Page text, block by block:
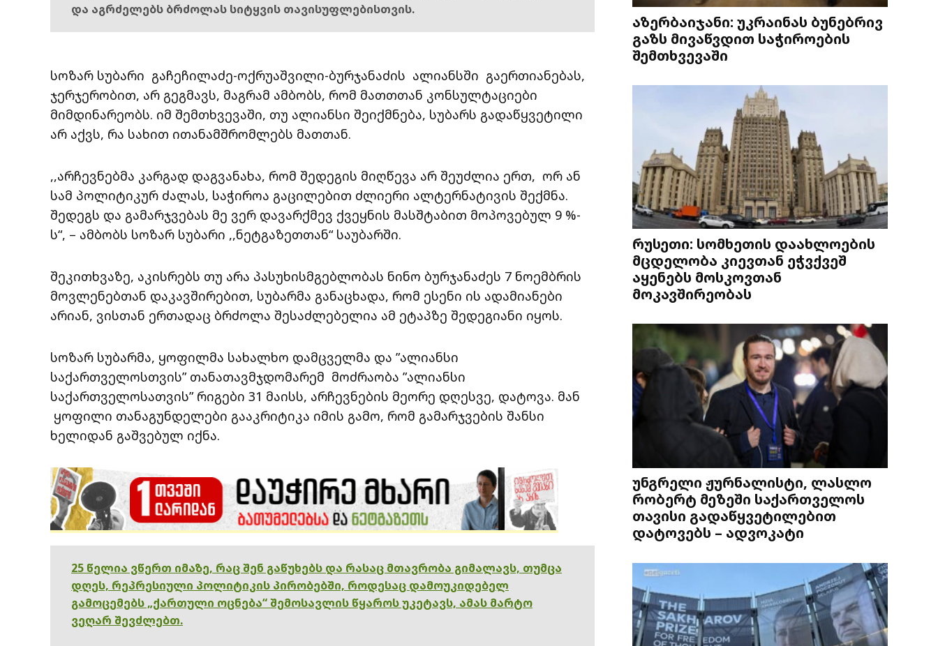
და აგრძელებს ბრძოლას სიტყვის თავისუფლებისთვის.
სოზარ სუბარი გაჩეჩილაძე-ოქრუაშვილი-ბურჯანაძის ალიანსში გაერთიანებას,
ჯერჯერობით, არ გეგმავს, მაგრამ ამბობს, რომ მათთთან კონსულტაციები
მიმდინარეობს. იმ შემთხვევაში, თუ ალიანსი შეიქმნება, სუბარს გადაწყვეტილი
არ აქვს, რა სახით ითანამშრომლებს მათთან.
,,არჩევნებმა კარგად დაგვანახა, რომ შედეგის მიღწევა არ შეუძლია ერთ, ორ ან
სამ პოლიტიკურ ძალას, საჭიროა გაცილებით ძლიერი ალტერნატივის შექმნა.
შედეგს და გამარჯვებას მე ვერ დავარქმევ ქვეყნის მასშტაბით მოპოვებულ 9 %-
ს“, – ამბობს სოზარ სუბარი ,,ნეტგაზეთთან“ საუბარში.
შეკითხვაზე, აკისრებს თუ არა პასუხისმგებლობას ნინო ბურჯანაძეს 7 ნოემბრის
მოვლენებთან დაკავშირებით, სუბარმა განაცხადა, რომ ესენი ის ადამიანები
არიან, ვისთან ერთადაც ბრძოლა შესაძლებელია ამ ეტაპზე შედეგიანი იყოს.
სოზარ სუბარმა, ყოფილმა სახალხო დამცველმა და ”ალიანსი
საქართველოსთვის” თანათავმჯდომარემ მოძრაობა ”ალიანსი
საქართველოსათვის” რიგები 31 მაისს, არჩევნების მეორე დღესვე, დატოვა. მან
ყოფილი თანაგუნდელები გააკრიტიკა იმის გამო, რომ გამარჯვების შანსი
ხელიდან გაშვებულ იქნა.
25 წელია ვწერთ იმაზე, რაც შენ გაწუხებს და რასაც მთავრობა გიმალავს, თუმცა
დღეს, რეპრესიული პოლიტიკის პირობებში, როდესაც დამოუკიდებელ
გამოცემებს „ქართული ოცნება“ შემოსავლის წყაროს უკეტავს, ამას მარტო
ვეღარ შევძლებთ.
აზერბაიჯანი: უკრაინას ბუნებრივ
გაზს მივაწვდით საჭიროების
შემთხვევაში
რუსეთი: სომხეთის დაახლოების
მცდელობა კიევთან ეჭვქვეშ
აყენებს მოსკოვთან
მოკავშირეობას
უნგრელი ჟურნალისტი, ლასლო
რობერტ მეზეში საქართველოს
თავისი გადაწყვეტილებით
დატოვებს – ადვოკატი